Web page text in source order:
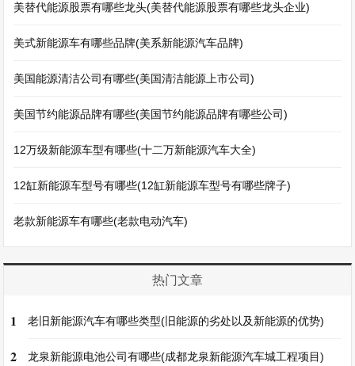
美替代能源股票有哪些龙头(美替代能源股票有哪些龙头企业)
美式新能源车有哪些品牌(美系新能源汽车品牌)
美国能源清洁公司有哪些(美国清洁能源上市公司)
美国节约能源品牌有哪些(美国节约能源品牌有哪些公司)
12万级新能源车型有哪些(十二万新能源汽车大全)
12缸新能源车型号有哪些(12缸新能源车型号有哪些牌子)
老款新能源车有哪些(老款电动汽车)
热门文章
1 老旧新能源汽车有哪些类型(旧能源的劣处以及新能源的优势)
2 龙泉新能源电池公司有哪些(成都龙泉新能源汽车城工程项目)